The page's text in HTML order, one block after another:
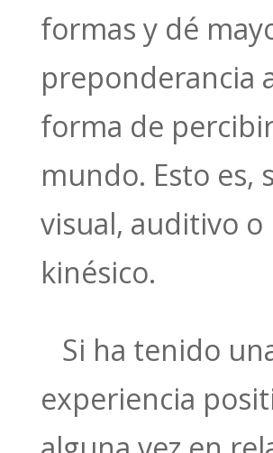
formas y dé
preponderancia
forma de
mundo. Esto es,
visual, auditivo o
kinésico.
Si ha tenido
experiencia